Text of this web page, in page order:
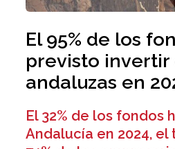
El 95% de los
previsto invertir
andaluzas en
El 32% de los fondos
Andalucía en 2024, el